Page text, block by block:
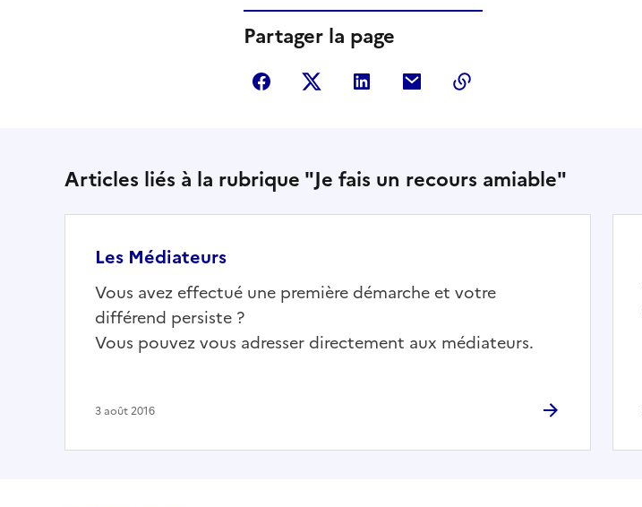
Partager la page
Partager sur Facebook
Partager sur Twitter
Partager sur LinkedIn
Partager par courriel
Articles liés à la rubrique "Je fais un recours amiable"
Les Médiateurs
Vous avez effectué une première démarche et votre
différend persiste ?
Vous pouvez vous adresser directement aux médiateurs.
3 août 2016